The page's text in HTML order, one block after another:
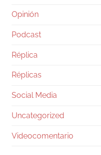
Opinión
Podcast
Réplica
Réplicas
Social Media
Uncategorized
Videocomentario